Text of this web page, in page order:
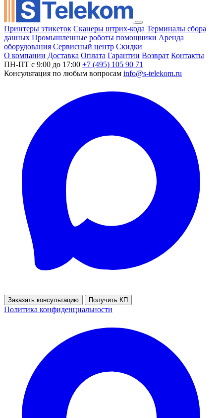
Принтеры этикеток Сканеры штрих-кода Терминалы сбора
данных Промышленные роботы помощники Аренда
оборудования Сервисный центр Скидки
О компании Доставка Оплата Гарантии Возврат Контакты
ПН-ПТ с 9:00 до 17:00 +7 (495) 105 90 71
Консультация по любым вопросам info@s-telekom.ru
Заказать консультацию Получить КП
Политика конфиденциальности